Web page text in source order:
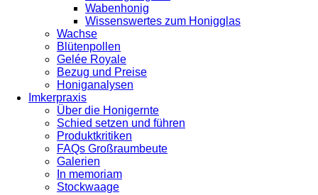
Wabenhonig
Wissenswertes zum Honigglas
Wachse
Blütenpollen
Gelée Royale
Bezug und Preise
Honiganalysen
Imkerpraxis
Über die Honigernte
Schied setzen und führen
Produktkritiken
FAQs Großraumbeute
Galerien
In memoriam
Stockwaage